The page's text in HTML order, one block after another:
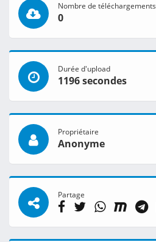
Nombre de téléchargements
0
Durée d'upload
1196 secondes
Propriétaire
Anonyme
Partage